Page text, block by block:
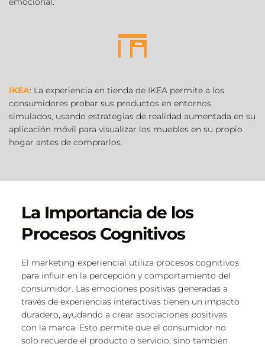
IKEA: La experiencia en tienda de IKEA permite a los
consumidores probar sus productos en entornos
simulados, usando estrategias de realidad aumentada en su
aplicación móvil para visualizar los muebles en su propio
hogar antes de comprarlos.
La Importancia de los
Procesos Cognitivos
El marketing experiencial utiliza procesos cognitivos
para influir en la percepción y comportamiento del
consumidor. Las emociones positivas generadas a
través de experiencias interactivas tienen un impacto
duradero, ayudando a crear asociaciones positivas
con la marca. Esto permite que el consumidor no
solo recuerde el producto o servicio, sino también